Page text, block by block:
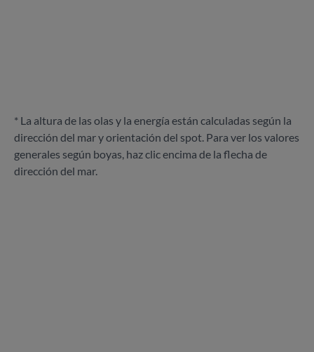
* La altura de las olas y la energía están calculadas según la
dirección del mar y orientación del spot. Para ver los valores
generales según boyas, haz clic encima de la flecha de
dirección del mar.